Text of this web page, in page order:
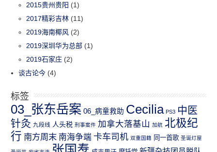
2015贵州贵阳 (1)
2017精彩吉林 (11)
2019海南椰风 (2)
2019深圳华为总部 (1)
2019石家庄 (2)
谈古论今 (4)
标签
03_张东岳案 06_病童救助 Cecilia PS3 中医
针灸 九段线 人头税 刑事案件 加拿大落基山 加航 北极纪
行 南方周末 南海争端 卡车司机 双重国籍 同一首歌 圣诞灯屋